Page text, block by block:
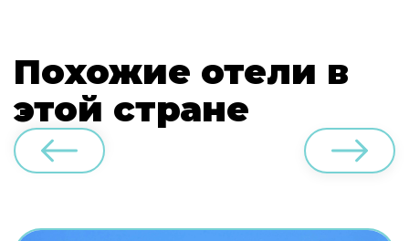
Похожие отели в
этой стране